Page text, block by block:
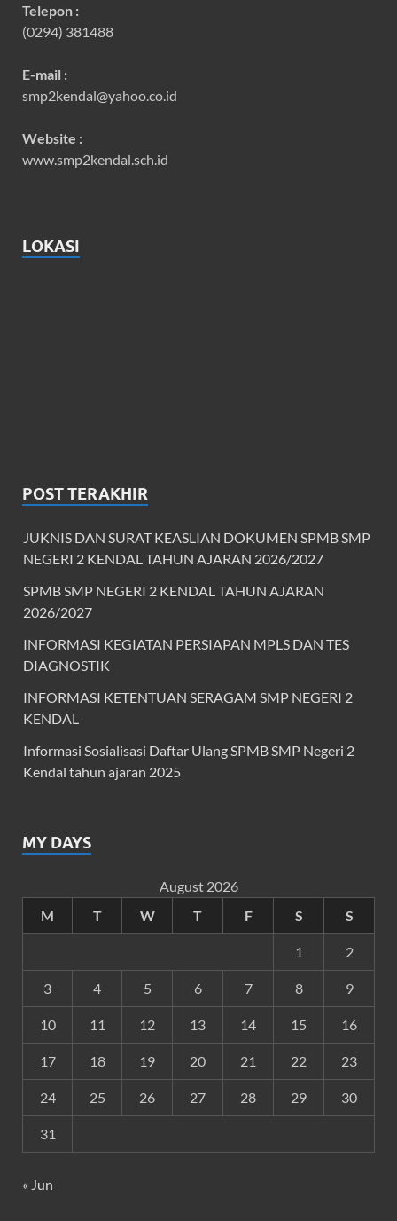
Telepon :
(0294) 381488
E-mail :
smp2kendal@yahoo.co.id
Website :
www.smp2kendal.sch.id
LOKASI
POST TERAKHIR
JUKNIS DAN SURAT KEASLIAN DOKUMEN SPMB SMP
NEGERI 2 KENDAL TAHUN AJARAN 2026/2027
SPMB SMP NEGERI 2 KENDAL TAHUN AJARAN
2026/2027
INFORMASI KEGIATAN PERSIAPAN MPLS DAN TES
DIAGNOSTIK
INFORMASI KETENTUAN SERAGAM SMP NEGERI 2
KENDAL
Informasi Sosialisasi Daftar Ulang SPMB SMP Negeri 2
Kendal tahun ajaran 2025
MY DAYS
August 2026
M
T W T F S S
1 2
3 4 5 6 7 8 9
10 11 12 13 14 15 16
17 18 19 20 21 22 23
24 25 26 27 28 29 30
31
« Jun